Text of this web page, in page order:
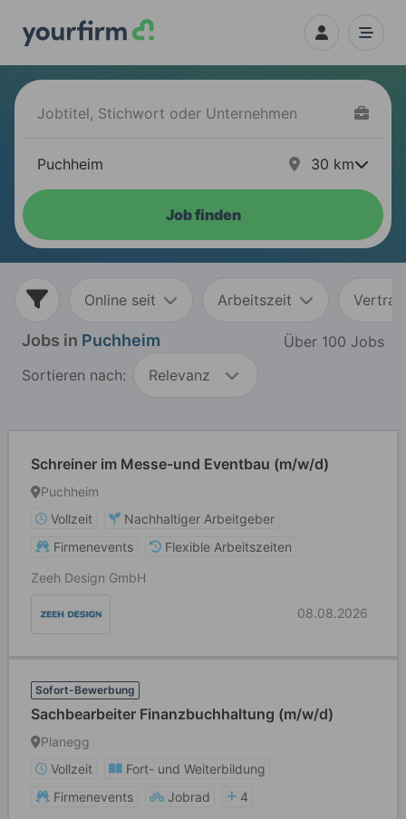
30 km
Job finden
Online seit Arbeitszeit
Jobs in Puchheim
Über 100 Jobs
Sortieren nach:
Relevanz
Schreiner im Messe-und Eventbau (m/w/d)
Puchheim
Vollzeit
Nachhaltiger Arbeitgeber
Firmenevents
Flexible Arbeitszeiten
Zeeh Design GmbH
08.08.2026
Sofort-Bewerbung
Sachbearbeiter Finanzbuchhaltung (m/w/d)
Planegg
Vollzeit
Fort- und Weiterbildung
Firmenevents
Jobrad
4